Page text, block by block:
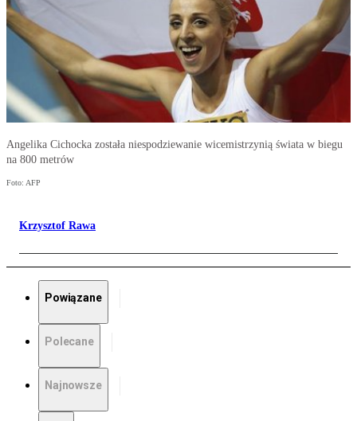
Angelika Cichocka została niespodziewanie wicemistrzynią świata w biegu
na 800 metrów
Foto: AFP
Krzysztof Rawa
Powiązane
Polecane
Najnowsze